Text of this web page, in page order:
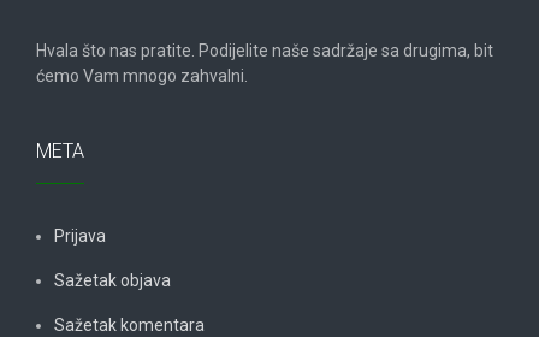
Hvala što nas pratite. Podijelite naše sadržaje sa drugima, bit
ćemo Vam mnogo zahvalni.
META
Prijava
Sažetak objava
Sažetak komentara